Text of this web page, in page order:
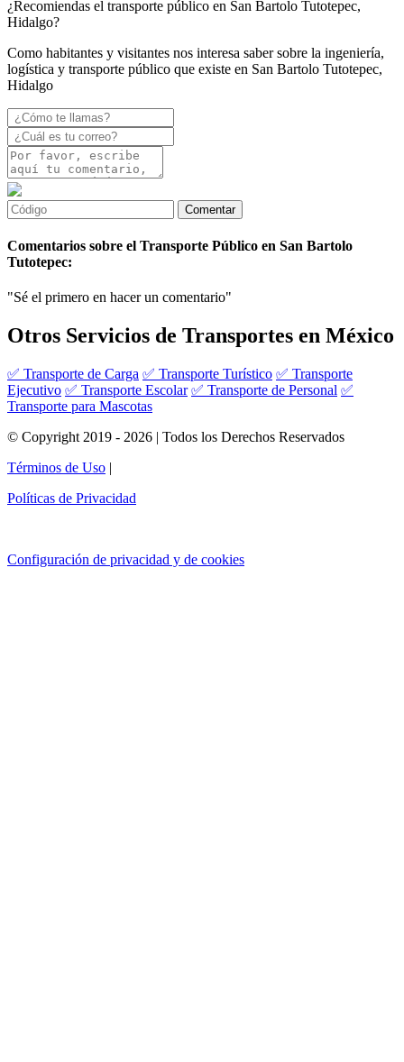
¿Recomiendas el transporte público en San Bartolo Tutotepec,
Hidalgo?
Como habitantes y visitantes nos interesa saber sobre la ingeniería,
logística y transporte público que existe en San Bartolo Tutotepec,
Hidalgo
Comentarios sobre el Transporte Público en San Bartolo
Tutotepec:
"Sé el primero en hacer un comentario"
Otros Servicios de Transportes en México
✅ Transporte de Carga ✅ Transporte Turístico ✅ Transporte
Ejecutivo ✅ Transporte Escolar ✅ Transporte de Personal ✅
Transporte para Mascotas
© Copyright 2019 - 2026 | Todos los Derechos Reservados
Términos de Uso |
Políticas de Privacidad
Configuración de privacidad y de cookies